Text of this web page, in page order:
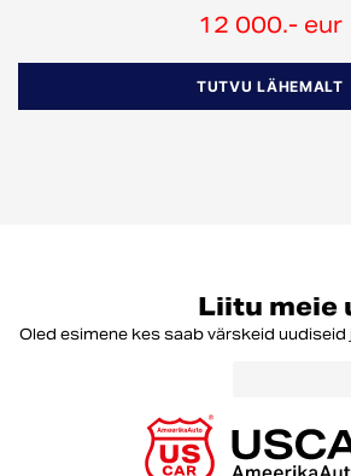
12 000.- eur
TUTVU LÄHEMALT
Liitu meie
Oled esimene kes saab värskeid